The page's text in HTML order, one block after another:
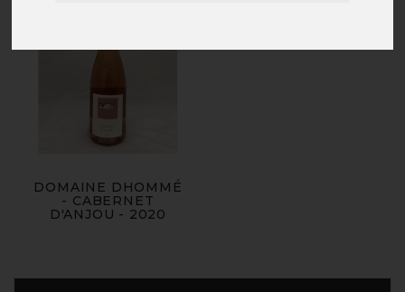
DOMAINE DHOMMÉ
- CABERNET
D'ANJOU - 2020